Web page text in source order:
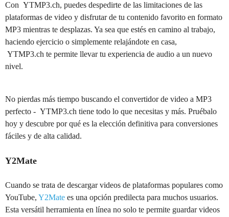
Con YTMP3.ch, puedes despedirte de las limitaciones de las
plataformas de video y disfrutar de tu contenido favorito en formato
MP3 mientras te desplazas. Ya sea que estés en camino al trabajo,
haciendo ejercicio o simplemente relajándote en casa,
YTMP3.ch te permite llevar tu experiencia de audio a un nuevo
nivel.
No pierdas más tiempo buscando el convertidor de video a MP3
perfecto - YTMP3.ch tiene todo lo que necesitas y más. Pruébalo
hoy y descubre por qué es la elección definitiva para conversiones
fáciles y de alta calidad.
Y2Mate
Cuando se trata de descargar videos de plataformas populares como
YouTube, Y2Mate es una opción predilecta para muchos usuarios.
Esta versátil herramienta en línea no solo te permite guardar videos